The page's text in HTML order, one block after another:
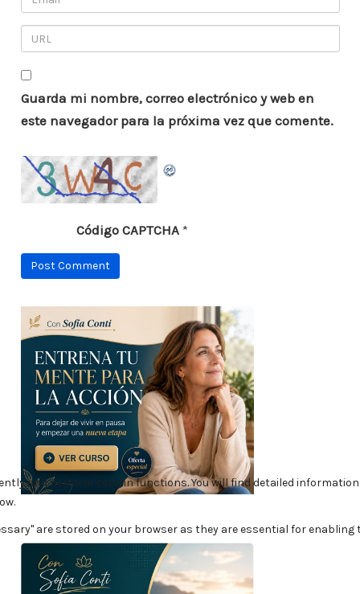
Guarda mi nombre, correo electrónico y web en
este navegador para la próxima vez que comente.
Código CAPTCHA*